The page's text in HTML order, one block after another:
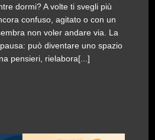
dormi? A volte ti svegli più
confuso, agitato o con un
non voler andare via. La
può diventare uno spazio
pensieri, rielabora[...]